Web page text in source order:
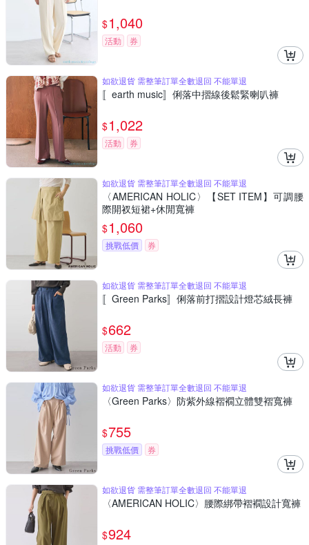
$1,040
活動 券
如欲退貨 需整筆訂單全數退回 不能單退
〚earth music〛俐落中摺線後鬆緊喇叭褲
$1,022
活動 券
如欲退貨 需整筆訂單全數退回 不能單退
〈AMERICAN HOLIC〉【SET ITEM】可調腰
際開衩短裙+休閒寬褲
$1,060
挑戰低價 券
如欲退貨 需整筆訂單全數退回 不能單退
〚Green Parks〛俐落前打摺設計燈芯絨長褲
$662
活動 券
如欲退貨 需整筆訂單全數退回 不能單退
〈Green Parks〉防紫外線褶襉立體雙褶寬褲
$755
挑戰低價 券
如欲退貨 需整筆訂單全數退回 不能單退
〈AMERICAN HOLIC〉腰際綁帶褶襉設計寬褲
$924